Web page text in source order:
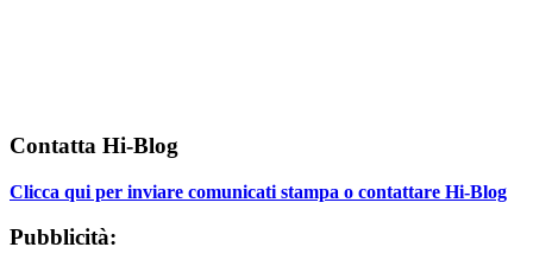
Contatta Hi-Blog
Clicca qui per inviare comunicati stampa o contattare Hi-Blog
Pubblicità: